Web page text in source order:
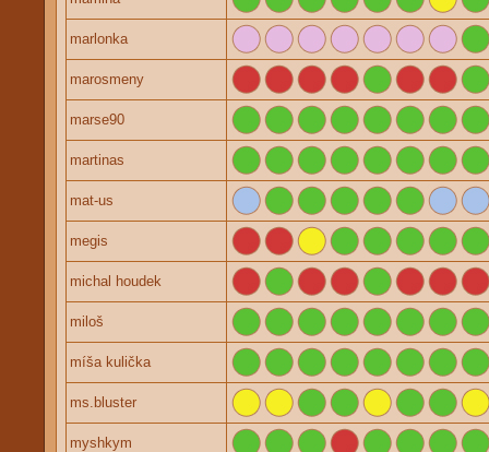
marlonka
marosmeny
marse90
martinas
mat-us
megis
michal houdek
miloš
míša kulička
ms.bluster
myshkym